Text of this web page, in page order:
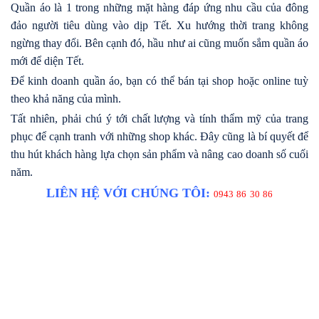
Quần áo là 1 trong những mặt hàng đáp ứng nhu cầu của đông
đảo người tiêu dùng vào dịp Tết. Xu hướng thời trang không
ngừng thay đổi. Bên cạnh đó, hầu như ai cũng muốn sắm quần áo
mới để diện Tết.
Để kinh doanh quần áo, bạn có thể bán tại shop hoặc online tuỳ
theo khả năng của mình.
Tất nhiên, phải chú ý tới chất lượng và tính thẩm mỹ của trang
phục để cạnh tranh với những shop khác. Đây cũng là bí quyết để
thu hút khách hàng lựa chọn sản phẩm và nâng cao doanh số cuối
năm.
LIÊN HỆ VỚI CHÚNG TÔI: 0943 86 30 86